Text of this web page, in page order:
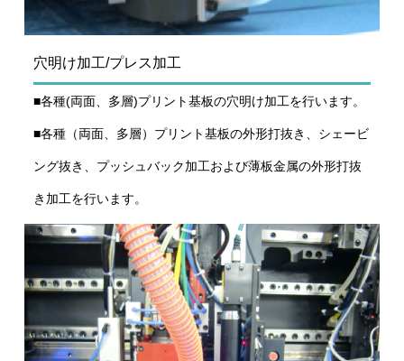
穴明け加工/プレス加工
■各種(両面、多層)プリント基板の穴明け加工を行います。
■各種（両面、多層）プリント基板の外形打抜き、シェービ
ング抜き、プッシュバック加工および薄板金属の外形打抜
き加工を行います。